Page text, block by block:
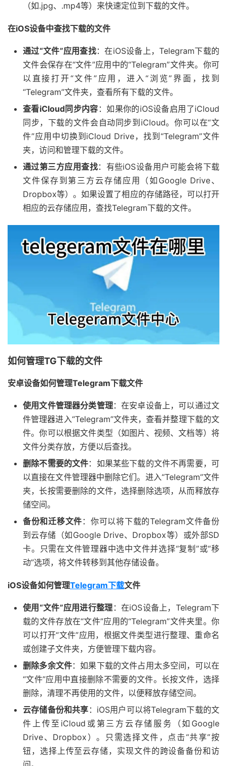
（如.jpg、.mp4等）来快速定位到下载的文件。
在iOS设备中查找下载的文件
通过“文件”应用查找：在iOS设备上，Telegram下载的
文件会保存在“文件”应用中的“Telegram”文件夹。你可
以直接打开“文件”应用，进入“浏览”界面，找到
“Telegram”文件夹，查看所有下载的文件。
查看iCloud同步内容 ：如果你的iOS设备启用了iCloud
同步，下载的文件会自动同步到iCloud。你可以在“文
件”应用中切换到iCloud Drive，找到“Telegram”文件
夹，访问和管理下载的文件。
通过第三方应用查找：有些iOS设备用户可能会将下载
文件保存到第三方云存储应用（如Google Drive、
Dropbox等）。如果设置了相应的存储路径，可以打开
相应的云存储应用，查找Telegram下载的文件。
如何管理TG下载的文件
安卓设备如何管理Telegram下载文件
使用文件管理器分类管理：在安卓设备上，可以通过文
件管理器进入“Telegram”文件夹，查看并整理下载的文
件。你可以根据文件类型（如图片、视频、文档等）将
文件分类存放，方便以后查找。
删除不需要的文件：如果某些下载的文件不再需要，可
以直接在文件管理器中删除它们。进入“Telegram”文件
夹，长按需要删除的文件，选择删除选项，从而释放存
储空间。
备份和迁移文件 ：你可以将下载的Telegram文件备份
到云存储（如Google Drive、Dropbox等）或外部SD
卡。只需在文件管理器中选中文件并选择“复制”或“移
动”选项，将文件转移到其他存储设备。
iOS设备如何管理Telegram下载文件
使用“文件”应用进行整理 ：在iOS设备上，Telegram下
载的文件存放在“文件”应用的“Telegram”文件夹里。你
可以打开“文件”应用，根据文件类型进行整理、重命名
或创建子文件夹，方便管理下载内容。
删除多余文件：如果下载的文件占用太多空间，可以在
“文件”应用中直接删除不需要的文件。长按文件，选择
删除，清理不再使用的文件，以便释放存储空间。
云存储备份和共享 ：iOS用户可以将Telegram下载的文
件上传至iCloud或第三方云存储服务（如Google
Drive、Dropbox）。只需选择文件，点击“共享”按
钮，选择上传至云存储，实现文件的跨设备备份和访